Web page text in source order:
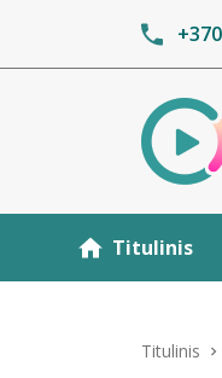
Titulinis
Titulinis